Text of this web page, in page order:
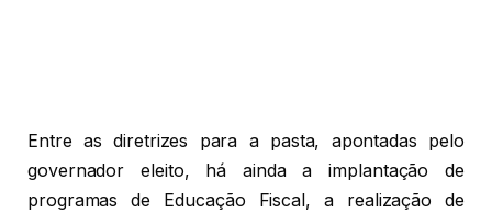
Entre as diretrizes para a pasta, apontadas pelo
governador eleito, há ainda a implantação de
programas de Educação Fiscal, a realização de